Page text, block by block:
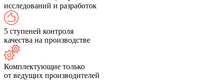
исследований и разработок
5 ступеней контроля
качества на производстве
Комплектующие только
от ведущих производителей